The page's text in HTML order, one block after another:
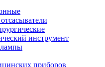
инструмент
приборов